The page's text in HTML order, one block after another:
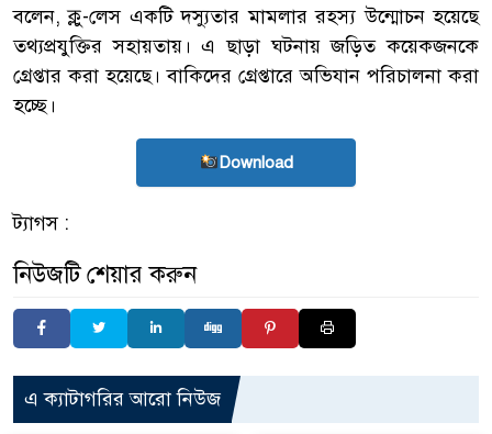
বলেন, ক্লু-লেস একটি দস্যুতার মামলার রহস্য উন্মোচন হয়েছে
তথ্যপ্রযুক্তির সহায়তায়। এ ছাড়া ঘটনায় জড়িত কয়েকজনকে
গ্রেপ্তার করা হয়েছে। বাকিদের গ্রেপ্তারে অভিযান পরিচালনা করা
হচ্ছে।
Download
ট্যাগস :
নিউজটি শেয়ার করুন
এ ক্যাটাগরির আরো নিউজ